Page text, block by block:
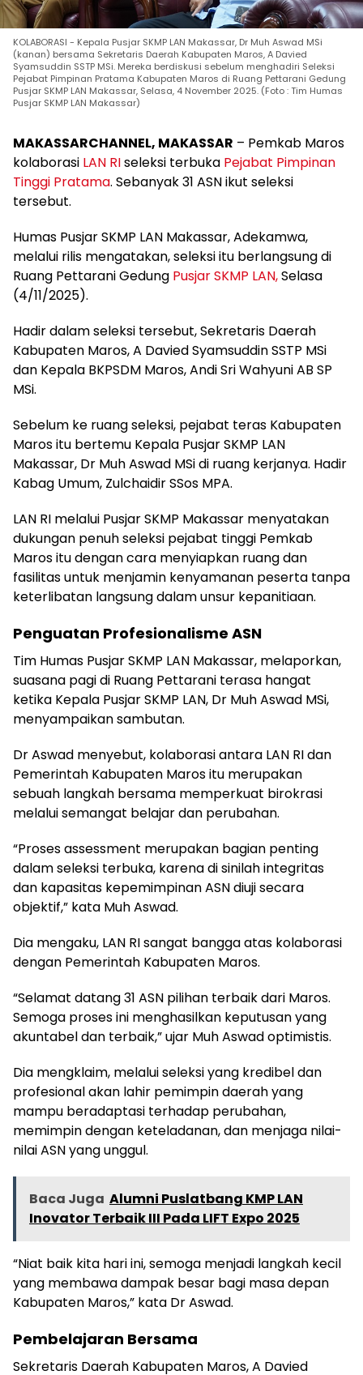
KOLABORASI - Kepala Pusjar SKMP LAN Makassar, Dr Muh Aswad MSi
(kanan) bersama Sekretaris Daerah Kabupaten Maros, A Davied
Syamsuddin SSTP MSi. Mereka berdiskusi sebelum menghadiri Seleksi
Pejabat Pimpinan Pratama Kabupaten Maros di Ruang Pettarani Gedung
Pusjar SKMP LAN Makassar, Selasa, 4 November 2025. (Foto : Tim Humas
Pusjar SKMP LAN Makassar)
MAKASSARCHANNEL, MAKASSAR – Pemkab Maros
kolaborasi LAN RIseleksi terbuka Pejabat Pimpinan
Tinggi Pratama. Sebanyak 31 ASN ikut seleksi
tersebut.
Humas Pusjar SKMP LAN Makassar, Adekamwa,
melalui rilis mengatakan, seleksi itu berlangsung di
Ruang Pettarani Gedung Pusjar SKMP LAN,Selasa
(4/11/2025).
Hadir dalam seleksi tersebut, Sekretaris Daerah
Kabupaten Maros, A Davied Syamsuddin SSTP MSi
dan Kepala BKPSDM Maros, Andi Sri Wahyuni AB SP
MSi.
Sebelum ke ruang seleksi, pejabat teras Kabupaten
Maros itu bertemu Kepala Pusjar SKMP LAN
Makassar, Dr Muh Aswad MSi di ruang kerjanya. Hadir
Kabag Umum, Zulchaidir SSos MPA.
LAN RI melalui Pusjar SKMP Makassar menyatakan
dukungan penuh seleksi pejabat tinggi Pemkab
Maros itu dengan cara menyiapkan ruang dan
fasilitas untuk menjamin kenyamanan peserta tanpa
keterlibatan langsung dalam unsur kepanitiaan.
Penguatan Profesionalisme ASN
Tim Humas Pusjar SKMP LAN Makassar, melaporkan,
suasana pagi di Ruang Pettarani terasa hangat
ketika Kepala Pusjar SKMP LAN, Dr Muh Aswad MSi,
menyampaikan sambutan.
Dr Aswad menyebut, kolaborasi antara LAN RI dan
Pemerintah Kabupaten Maros itu merupakan
sebuah langkah bersama memperkuat birokrasi
melalui semangat belajar dan perubahan.
“Proses assessment merupakan bagian penting
dalam seleksi terbuka, karena di sinilah integritas
dan kapasitas kepemimpinan ASN diuji secara
objektif,” kata Muh Aswad.
Dia mengaku, LAN RI sangat bangga atas kolaborasi
dengan Pemerintah Kabupaten Maros.
“Selamat datang 31 ASN pilihan terbaik dari Maros.
Semoga proses ini menghasilkan keputusan yang
akuntabel dan terbaik,” ujar Muh Aswad optimistis.
Dia mengklaim, melalui seleksi yang kredibel dan
profesional akan lahir pemimpin daerah yang
mampu beradaptasi terhadap perubahan,
memimpin dengan keteladanan, dan menjaga nilai-
nilai ASN yang unggul.
Baca Juga Alumni Puslatbang KMP LAN
Inovator Terbaik III Pada LIFT Expo 2025
“Niat baik kita hari ini, semoga menjadi langkah kecil
yang membawa dampak besar bagi masa depan
Kabupaten Maros,” kata Dr Aswad.
Pembelajaran Bersama
Sekretaris Daerah Kabupaten Maros, A Davied